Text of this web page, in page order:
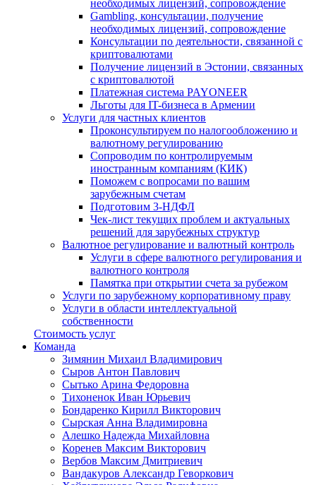
необходимых лицензий, сопровождение
Gambling, консультации, получение
необходимых лицензий, сопровождение
Консультации по деятельности, связанной с
криптовалютами
Получение лицензий в Эстонии, связанных
с криптовалютой
Платежная система PAYONEER
Льготы для IT-бизнеса в Армении
Услуги для частных клиентов
Проконсультируем по налогообложению и
валютному регулированию
Сопроводим по контролируемым
иностранным компаниям (КИК)
Поможем с вопросами по вашим
зарубежным счетам
Подготовим 3-НДФЛ
Чек-лист текущих проблем и актуальных
решений для зарубежных структур
Валютное регулирование и валютный контроль
Услуги в сфере валютного регулирования и
валютного контроля
Памятка при открытии счета за рубежом
Услуги по зарубежному корпоративному праву
Услуги в области интеллектуальной
собственности
Стоимость услуг
Команда
Зимянин Михаил Владимирович
Сыров Антон Павлович
Сытько Арина Федоровна
Тихоненок Иван Юрьевич
Бондаренко Кирилл Викторович
Сырская Анна Владимировна
Алешко Надежда Михайловна
Коренев Максим Викторович
Вербов Максим Дмитриевич
Вандакуров Александр Геворкович